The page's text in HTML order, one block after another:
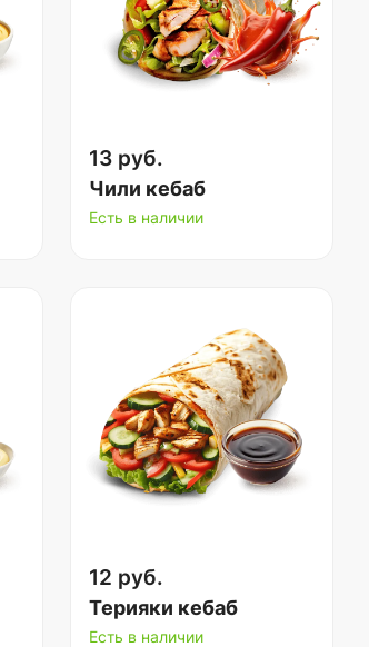
13 руб.
Чили кебаб
Есть в наличии
12 руб.
Терияки кебаб
Есть в наличии